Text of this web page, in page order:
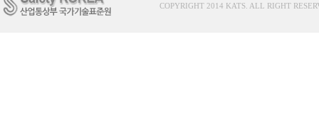
COPYRIGHT 2014 KATS. ALL RIGHT